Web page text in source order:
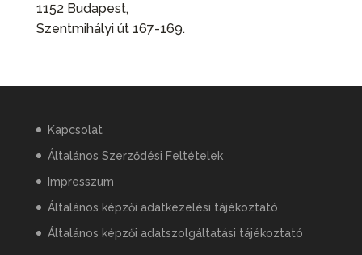
1152 Budapest,
Szentmihályi út 167-169.
Kapcsolat
Általános Szerződési Feltételek
Impresszum
Általános képzői adatkezelési tájékoztató
Általános képzői adatszolgáltatási tájékoztató